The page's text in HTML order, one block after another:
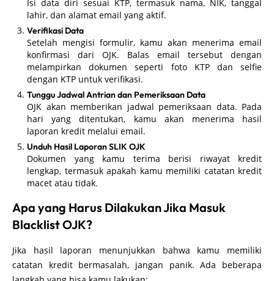
Isi data diri sesuai KTP, termasuk nama, NIK, tanggal
lahir, dan alamat email yang aktif.
Verifikasi Data
Setelah mengisi formulir, kamu akan menerima email
konfirmasi dari OJK. Balas email tersebut dengan
melampirkan dokumen seperti foto KTP dan selfie
dengan KTP untuk verifikasi.
Tunggu Jadwal Antrian dan Pemeriksaan Data
OJK akan memberikan jadwal pemeriksaan data. Pada
hari yang ditentukan, kamu akan menerima hasil
laporan kredit melalui email.
Unduh Hasil Laporan SLIK OJK
Dokumen yang kamu terima berisi riwayat kredit
lengkap, termasuk apakah kamu memiliki catatan kredit
macet atau tidak.
Apa yang Harus Dilakukan Jika Masuk
Blacklist OJK?
Jika hasil laporan menunjukkan bahwa kamu memiliki
catatan kredit bermasalah, jangan panik. Ada beberapa